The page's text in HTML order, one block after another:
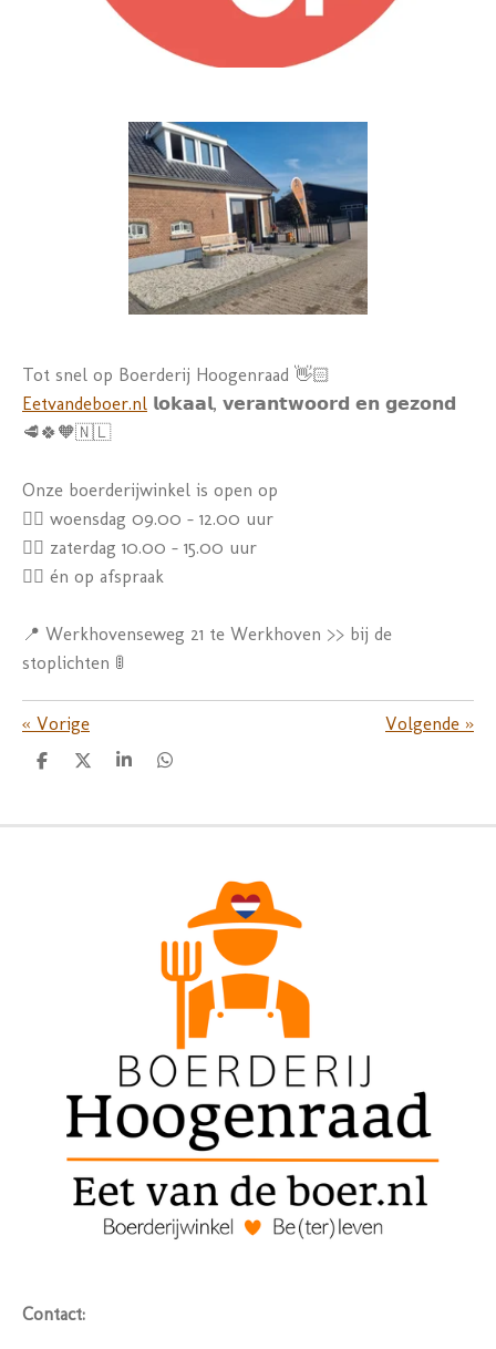
Tot snel op Boerderij Hoogenraad 👋🏻
Eetvandeboer.nl 𝗹𝗼𝗸𝗮𝗮𝗹, 𝘃𝗲𝗿𝗮𝗻𝘁𝘄𝗼𝗼𝗿𝗱 𝗲𝗻 𝗴𝗲𝘇𝗼𝗻𝗱
🥩🍀🧡🇳🇱
Onze boerderijwinkel is open op
👉🏼 woensdag 09.00 - 12.00 uur
👉🏼 zaterdag 10.00 - 15.00 uur
👉🏼 én op afspraak
📍 Werkhovenseweg 21 te Werkhoven >> bij de
stoplichten 🚦
« Vorige Volgende »
D
e
D
l
S
r
D
e
Contact: